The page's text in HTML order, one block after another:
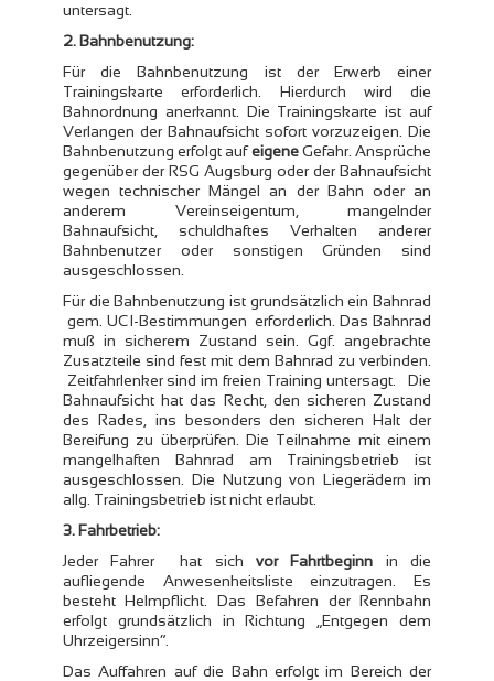
untersagt.
2. Bahnbenutzung:
Für die Bahnbenutzung ist der Erwerb einer
Trainingskarte erforderlich. Hierdurch wird die
Bahnordnung anerkannt. Die Trainingskarte ist auf
Verlangen der Bahnaufsicht sofort vorzuzeigen. Die
Bahnbenutzung erfolgt aufeigeneGefahr. Ansprüche
gegenüber der RSG Augsburg oder der Bahnaufsicht
wegen technischer Mängel an der Bahn oder an
anderem Vereinseigentum, mangelnder
Bahnaufsicht, schuldhaftes Verhalten anderer
Bahnbenutzer oder sonstigen Gründen sind
ausgeschlossen.
Für die Bahnbenutzung ist grundsätzlich ein Bahnrad
gem. UCI-Bestimmungen erforderlich. Das Bahnrad
muß in sicherem Zustand sein. Ggf. angebrachte
Zusatzteile sind fest mit dem Bahnrad zu verbinden.
Zeitfahrlenker sind im freien Training untersagt. Die
Bahnaufsicht hat das Recht, den sicheren Zustand
des Rades, ins besonders den sicheren Halt der
Bereifung zu überprüfen. Die Teilnahme mit einem
mangelhaften Bahnrad am Trainingsbetrieb ist
ausgeschlossen. Die Nutzung von Liegerädern im
allg. Trainingsbetrieb ist nicht erlaubt.
3. Fahrbetrieb:
Jeder Fahrer hat sich vor Fahrtbeginn in die
aufliegende Anwesenheitsliste einzutragen. Es
besteht Helmpflicht. Das Befahren der Rennbahn
erfolgt grundsätzlich in Richtung „Entgegen dem
Uhrzeigersinn“.
Das Auffahren auf die Bahn erfolgt im Bereich der